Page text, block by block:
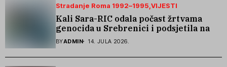
Stradanje Roma 1992–1995 VIJESTI
Kali Sara-RIC odala počast žrtvama
genocida u Srebrenici i podsjetila na
stradanje Roma iz Skočića
BYADMIN 14. JULA 2026.